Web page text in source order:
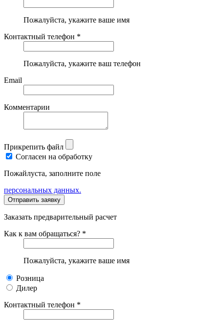
Пожалуйста, укажите ваше имя
Контактный телефон *
Пожалуйста, укажите ваш телефон
Email
Комментарии
Прикрепить файл
Согласен на обработку
Пожайлуста, заполните поле
персональных данных.
Заказать предварительный расчет
Как к вам обращаться? *
Пожалуйста, укажите ваше имя
Розница
Дилер
Контактный телефон *